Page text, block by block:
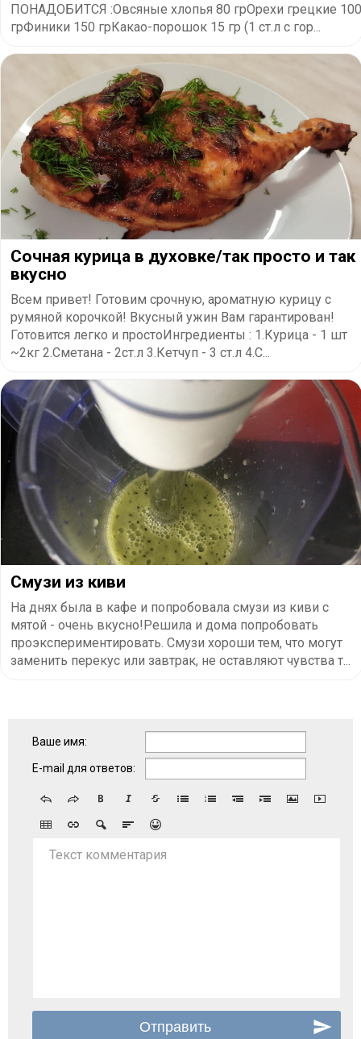
ПОНАДОБИТСЯ :Овсяные хлопья 80 грОрехи грецкие 100
грФиники 150 грКакао-порошок 15 гр (1 ст.л с гор...
Сочная курица в духовке/так просто и так
вкусно
Всем привет! Готовим срочную, ароматную курицу с
румяной корочкой! Вкусный ужин Вам гарантирован!
Готовится легко и простоИнгредиенты : 1.Курица - 1 шт
~2кг 2.Сметана - 2ст.л 3.Кетчуп - 3 ст.л 4.С...
Смузи из киви
На днях была в кафе и попробовала смузи из киви с
мятой - очень вкусно!Решила и дома попробовать
проэкспериментировать. Смузи хороши тем, что могут
заменить перекус или завтрак, не оставляют чувства т...
Ваше имя:
E-mail для ответов:
Текст комментария